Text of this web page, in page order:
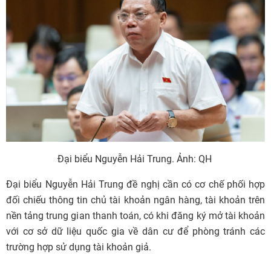
Đại biểu Nguyễn Hải Trung. Ảnh: QH
Đại biểu Nguyễn Hải Trung đề nghị cần có cơ chế phối hợp
đối chiếu thông tin chủ tài khoản ngân hàng, tài khoản trên
nền tảng trung gian thanh toán, có khi đăng ký mở tài khoản
với cơ sở dữ liệu quốc gia về dân cư để phòng tránh các
trường hợp sử dụng tài khoản giả.